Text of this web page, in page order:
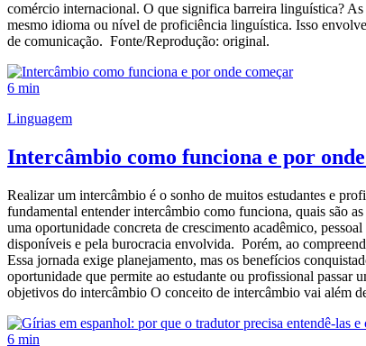
comércio internacional. O que significa barreira linguística?
mesmo idioma ou nível de proficiência linguística. Isso
de comunicação. Fonte/Reprodução: original.
6 min
Linguagem
Intercâmbio como funciona e por
Realizar um intercâmbio é o sonho de muitos estudantes e
fundamental entender intercâmbio como funciona, quais são
uma oportunidade concreta de crescimento acadêmico,
disponíveis e pela burocracia envolvida. Porém, ao
Essa jornada exige planejamento, mas os benefícios
oportunidade que permite ao estudante ou profissional
objetivos do intercâmbio O conceito de intercâmbio vai além
6 min